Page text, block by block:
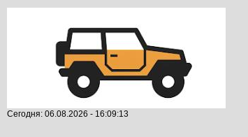
Сегодня: 06.08.2026 - 16:09:13